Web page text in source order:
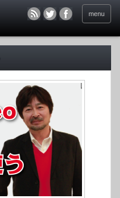
menu